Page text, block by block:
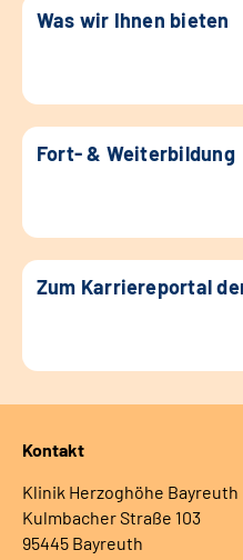
Was wir Ihnen bieten
Fort- & Weiterbildung
Zum Karriereportal
Kontakt
Klinik Herzoghöhe Bayreuth
Kulmbacher Straße 103
95445 Bayreuth